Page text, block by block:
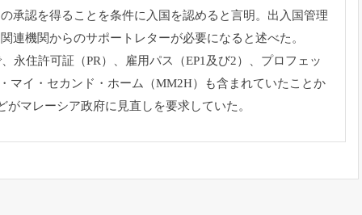
承認を得ることを条件に入国を認めると言明。 出入国管理
連機関からのサポートレターが必要になると述べた。
永住許可証（PR）、雇用パス（EP1及び2）、プロフェッ
マイ・セカンド・ ホーム（MM2H）も含まれていたことか
がマレーシア政府に見直しを要求していた。